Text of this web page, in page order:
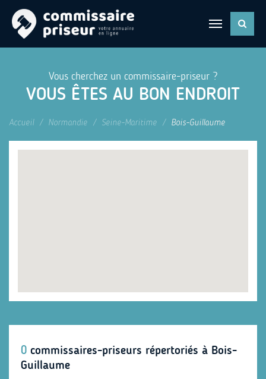
Vous cherchez un commissaire-priseur ?
VOUS ÊTES AU BON ENDROIT
Accueil Normandie Seine-Maritime Bois-Guillaume
0 commissaires-priseurs répertoriés à Bois-
Guillaume